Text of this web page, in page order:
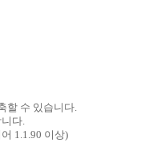
할 수 있습니다.
다.
1.1.90 이상)